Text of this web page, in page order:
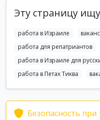
Эту страницу
работа в Израиле
работа для репатриантов
работа в Израиле для
работа в Петах Тиква
Безопасность при